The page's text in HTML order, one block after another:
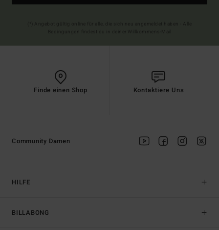
Finde einen Shop Kontaktiere Uns
HILFE
BILLABONG
Community Damen